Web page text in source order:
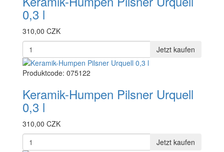
0,3 l
310,00 CZK
Jetzt kaufen
Produktcode: 075122
Keramik-Humpen Pilsner Urquell
0,3 l
310,00 CZK
Jetzt kaufen